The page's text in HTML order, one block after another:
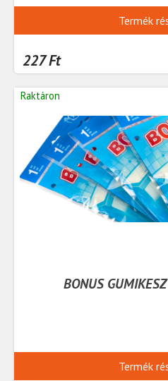
Termék
227 Ft
Raktáron
BONUS
Termék